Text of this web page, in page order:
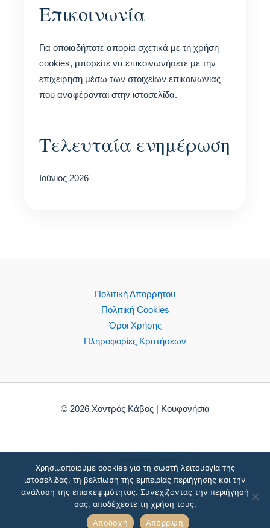
Επικοινωνία
Για οποιαδήποτε απορία σχετικά με τη χρήση
cookies, μπορείτε να επικοινωνήσετε με την
επιχείρηση μέσω των στοιχείων επικοινωνίας
που αναφέρονται στην ιστοσελίδα.
Τελευταία ενημέρωση
Ιούνιος 2026
Πολιτική Απορρήτου
Πολιτική Cookies
Όροι Χρήσης
Πληροφορίες Κρατήσεων
© 2026 Χοντρός Κάβος | Κουφονήσια
Χρησιμοποιούμε cookies για τη σωστή λειτουργία της
ιστοσελίδας, τη βελτίωση της εμπειρίας περιήγησης και την
ανάλυση της επισκεψιμότητας. Συνεχίζοντας την περιήγησή
σας, αποδέχεστε τη χρήση τους.
Αποδοχή
Απόρριψη